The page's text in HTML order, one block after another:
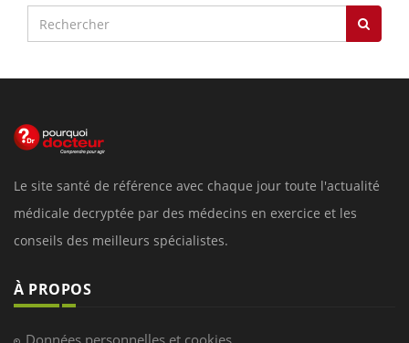
Le site santé de référence avec chaque jour toute l'actualité
médicale decryptée par des médecins en exercice et les
conseils des meilleurs spécialistes.
À PROPOS